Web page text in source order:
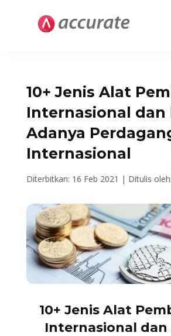
10+ Jenis Alat
Internasional dan
Adanya
Internasional
Diterbitkan: 16 Feb 2021 | Ditulis oleh:
10+ Jenis Alat
Internasional